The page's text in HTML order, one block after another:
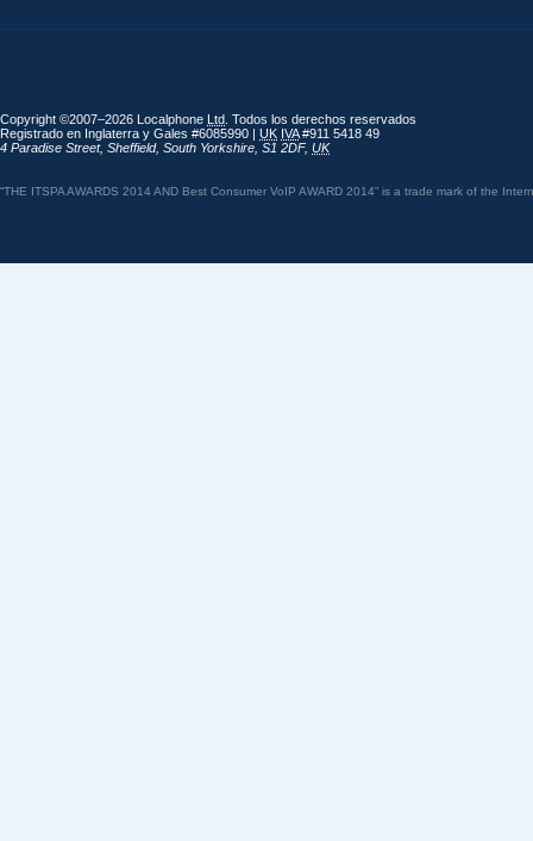
Copyright ©2007–2026 Localphone Ltd . Todos los derechos reservados
Registrado en Inglaterra y Gales #6085990 | UK IVA#911 5418 49
4 Paradise Street, Sheffield, South Yorkshire S1 2DF, UK
“THE ITSPA AWARDS 2014 AND Best Consumer VoIP AWARD 2014” is a trade mark of the